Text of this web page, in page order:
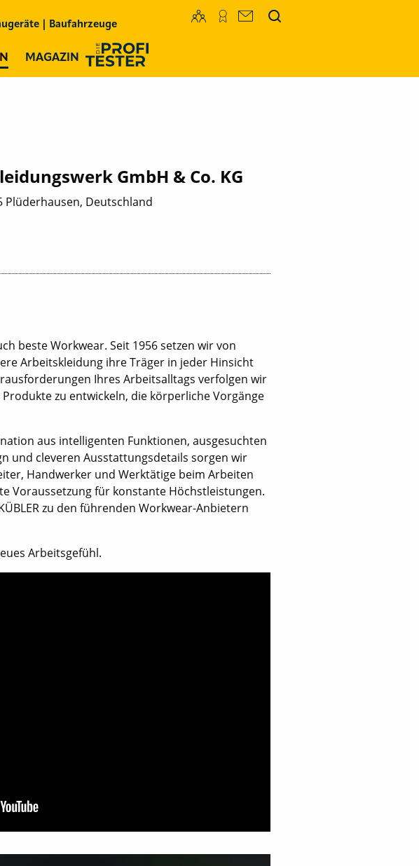
| Baufahrzeuge
Newsletter
MAGAZIN
GmbH & Co. KG
Plüderhausen, Deutschland
beste Workwear. Seit 1956 setzen wir von
Arbeitskleidung ihre Träger in jeder Hinsicht
Ihres Arbeitsalltags verfolgen wir
zu entwickeln, die körperliche Vorgänge
aus intelligenten Funktionen, ausgesuchten
und cleveren Ausstattungsdetails sorgen wir
Handwerker und Werktätige beim Arbeiten
Voraussetzung für konstante Höchstleistungen.
zu den führenden Workwear-Anbietern
Arbeitsgefühl.